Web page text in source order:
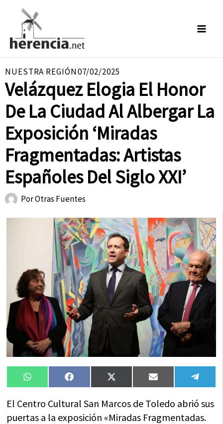
contenido
NUESTRA REGIÓN07/02/2025
Velázquez Elogia El Honor
De La Ciudad Al Albergar La
Exposición ‘Miradas
Fragmentadas: Artistas
Españoles Del Siglo XXI’
PorOtras Fuentes
Compartir
en
WhatsAppCompartir
en
FacebookCompartir
en
X
(Twitter)
Compartir
en
Email
en
El Centro Cultural San Marcos de Toledo abrió sus
puertas a la exposición «Miradas Fragmentadas.